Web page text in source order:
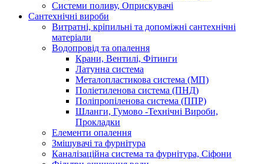
Системи поливу, Оприскувачі
Сантехнічні вироби
Витратні, кріпильні та допоміжні сантехнічні
матеріали
Водопровід та опалення
Крани, Вентилі, Фітинги
Латунна система
Металопластикова система (МП)
Поліетиленова система (ПНД)
Поліпропіленова система (ППР)
Шланги, Гумово -Технічні Вироби,
Прокладки
Елементи опалення
Змішувачі та фурнітура
Каналізаційна система та фурнітура, Сіфони